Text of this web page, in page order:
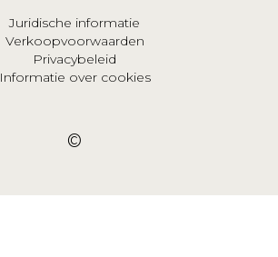
Juridische informatie
Verkoopvoorwaarden
Privacybeleid
Informatie over cookies
©